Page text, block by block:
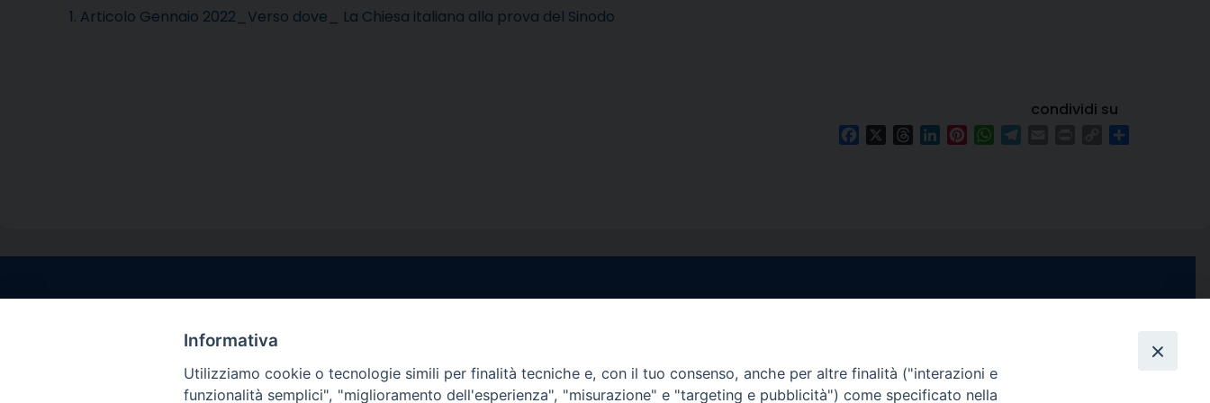
1. Articolo Gennaio 2022_Verso dove_ La Chiesa italiana alla prova del Sinodo
condividi su
FacebookThreadsLinkedInPinterestWhatsApp
Copy
Via Santa Maria della Pietà, 44 – 80067
Sorrento (NA)
tel. 0818781244
Giorni ed Orari Apertura Uffici:
tel. 0818714501
Giorni ed Orari Apertura Uffici:
YouTube
Channel
Feed
Informativa
Utilizziamo cookie o tecnologie simili per finalità tecniche e, con il tuo consenso, anche per altre finalità ("interazioni e
funzionalità semplici", "miglioramento dell'esperienza", "misurazione" e "targeting e pubblicità") come specificato nella